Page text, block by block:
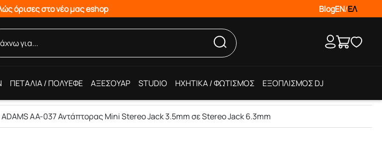
όρισες στο νέο μας eshop BlogEN/ΕΛ
ΠΕΤΑΛΙΑ / ΠΟΛΥΕΦΕ ΑΞΕΣΟΥΑΡ STUDIO ΗΧΗΤΙΚΑ / ΦΩΤΙΣΜΟΣ ΕΞΟΠΛΙΣΜΟΣ DJ
ADAMS AA-037 Αντάπτορας Mini Stereo Jack 3.5mm σε Stereo Jack 6.3mm